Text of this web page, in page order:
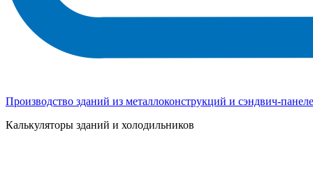
Производство зданий из металлоконструкций и сэндвич-
Калькуляторы зданий и холодильников